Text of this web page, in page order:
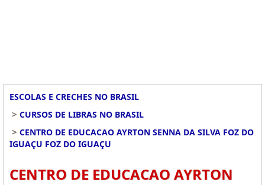
ESCOLAS E CRECHES NO BRASIL
> CURSOS DE LIBRAS NO BRASIL
> CENTRO DE EDUCACAO AYRTON SENNA DA SILVA FOZ DO
IGUAÇU FOZ DO IGUAÇU
CENTRO DE EDUCACAO AYRTON